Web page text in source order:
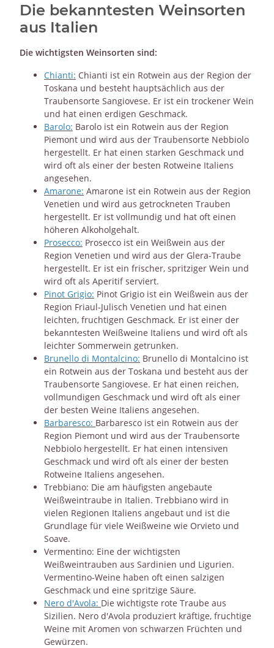
Die bekanntesten Weinsorten
aus Italien
Die wichtigsten Weinsorten sind:
Chianti: Chianti ist ein Rotwein aus der Region der
Toskana und besteht hauptsächlich aus der
Traubensorte Sangiovese. Er ist ein trockener Wein
und hat einen erdigen Geschmack.
Barolo: Barolo ist ein Rotwein aus der Region
Piemont und wird aus der Traubensorte Nebbiolo
hergestellt. Er hat einen starken Geschmack und
wird oft als einer der besten Rotweine Italiens
angesehen.
Amarone: Amarone ist ein Rotwein aus der Region
Venetien und wird aus getrockneten Trauben
hergestellt. Er ist vollmundig und hat oft einen
höheren Alkoholgehalt.
Prosecco: Prosecco ist ein Weißwein aus der
Region Venetien und wird aus der Glera-Traube
hergestellt. Er ist ein frischer, spritziger Wein und
wird oft als Aperitif serviert.
Pinot Grigio: Pinot Grigio ist ein Weißwein aus der
Region Friaul-Julisch Venetien und hat einen
leichten, fruchtigen Geschmack. Er ist einer der
bekanntesten Weißweine Italiens und wird oft als
leichter Sommerwein getrunken.
Brunello di Montalcino: Brunello di Montalcino ist
ein Rotwein aus der Toskana und besteht aus der
Traubensorte Sangiovese. Er hat einen reichen,
vollmundigen Geschmack und wird oft als einer
der besten Weine Italiens angesehen.
Barbaresco: Barbaresco ist ein Rotwein aus der
Region Piemont und wird aus der Traubensorte
Nebbiolo hergestellt. Er hat einen intensiven
Geschmack und wird oft als einer der besten
Rotweine Italiens angesehen.
Trebbiano: Die am häufigsten angebaute
Weißweintraube in Italien. Trebbiano wird in
vielen Regionen Italiens angebaut und ist die
Grundlage für viele Weißweine wie Orvieto und
Soave.
Vermentino: Eine der wichtigsten
Weißweintrauben aus Sardinien und Ligurien.
Vermentino-Weine haben oft einen salzigen
Geschmack und eine spritzige Säure.
Nero d'Avola: Die wichtigste rote Traube aus
Sizilien. Nero d'Avola produziert kräftige, fruchtige
Weine mit Aromen von schwarzen Früchten und
Gewürzen.